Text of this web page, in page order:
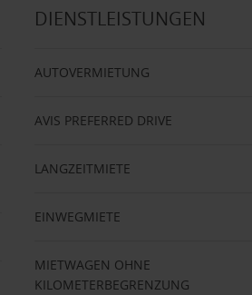
DIENSTLEISTUNGEN
AUTOVERMIETUNG
AVIS PREFERRED DRIVE
LANGZEITMIETE
EINWEGMIETE
MIETWAGEN OHNE
KILOMETERBEGRENZUNG